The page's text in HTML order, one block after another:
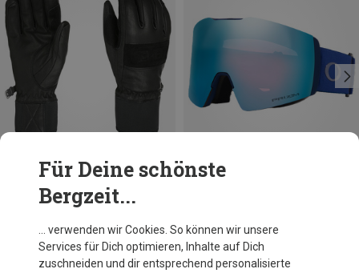
Du sparst 20%
Für Deine schönste
Bergzeit...
… verwenden wir Cookies. So können wir unsere
Services für Dich optimieren, Inhalte auf Dich
zuschneiden und dir entsprechend personalisierte